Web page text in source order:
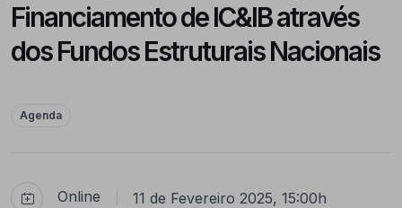
Financiamento de IC&IB através
dos Fundos Estruturais Nacionais
Agenda
Online 11 de Fevereiro 2025, 15:00h